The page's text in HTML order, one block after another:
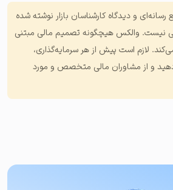
و دیدگاه کارشناسان بازار نوشته شده
نیست. والکس هیچگونه تصمیم مالی مبتنی
لازم است پیش از هر سرمایه‌گذاری،
و از مشاوران مالی متخصص و مورد